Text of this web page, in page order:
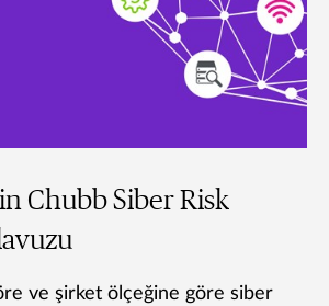
Chubb Siber Risk
ve şirket ölçeğine göre siber